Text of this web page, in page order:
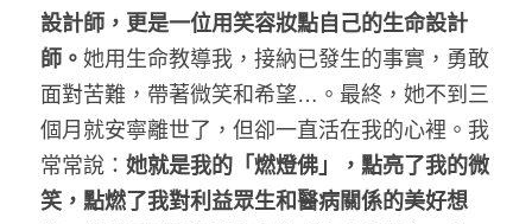
設計師，更是一位用笑容妝點自己的生命設計
師。 她用生命教導我，接納已發生的事實，勇敢
面對苦難，帶著微笑和希望…。最終，她不到三
個月就安寧離世了，但卻一直活在我的心裡。我
常常說： 她就是我的「燃燈佛」，點亮了我的微
笑，點燃了我對利益眾生和醫病關係的美好想